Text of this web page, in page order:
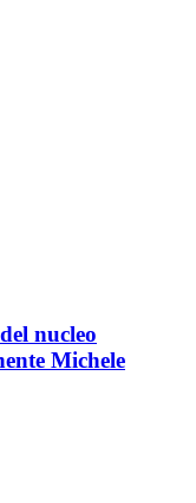
nucleo
Michele